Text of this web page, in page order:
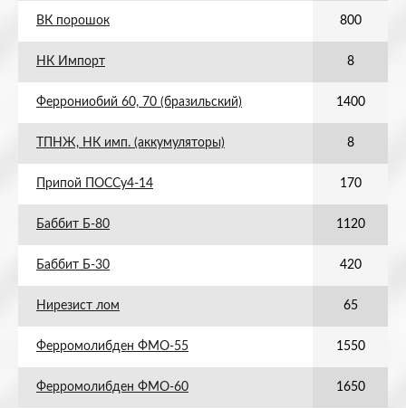
ВК порошок 800
НК Импорт 8
Феррониобий 60, 70 (бразильский) 1400
ТПНЖ, НК имп. (аккумуляторы) 8
Припой ПОССу4-14 170
Баббит Б-80 1120
Баббит Б-30 420
Нирезист лом 65
Ферромолибден ФМО-55 1550
Ферромолибден ФМО-60 1650